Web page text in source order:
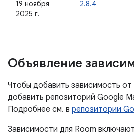
19 ноября
2025 г.
2.8.4
Объявление
Чтобы добавить зависимость
добавить репозиторий Google
Подробнее см. в репозитории
Зависимости для Room